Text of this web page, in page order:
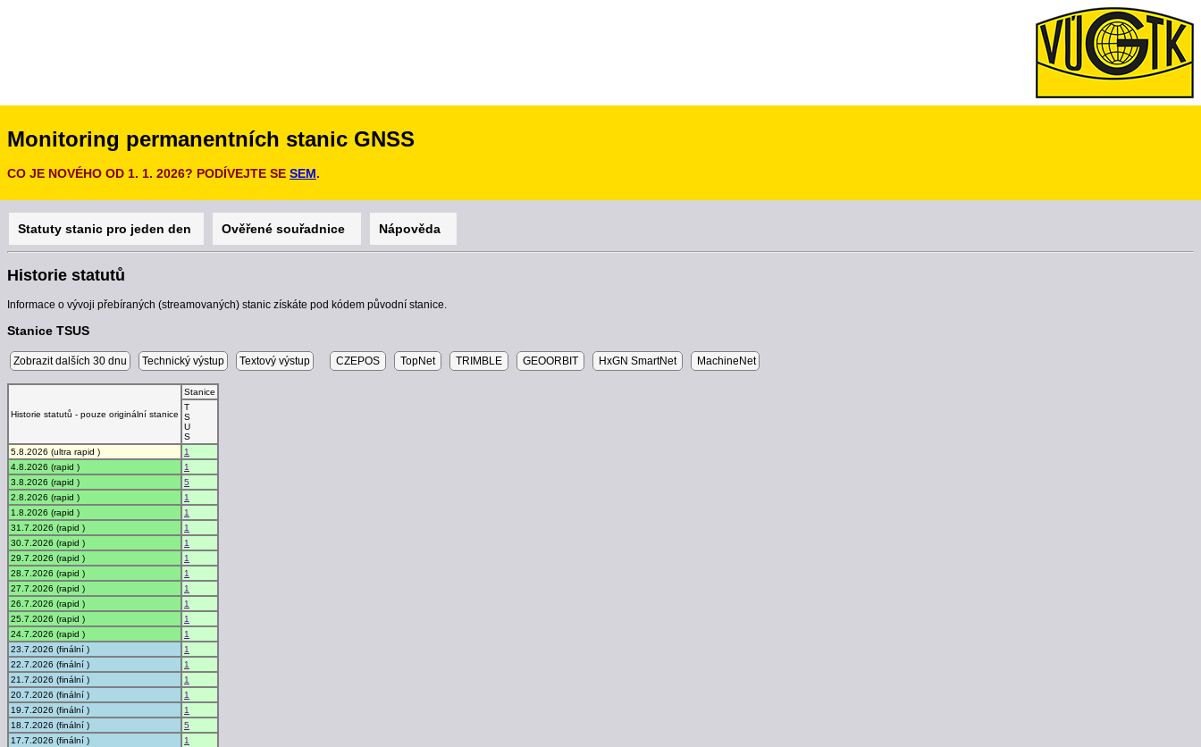
Monitoring permanentních stanic GNSS
CO JE NOVÉHO OD 1. 1. 2026? PODÍVEJTE SE SEM.
Statuty stanic pro jeden den Ověřené souřadnice Nápověda
Historie statutů
Informace o vývoji přebíraných (streamovaných) stanic získáte pod kódem původní stanice.
Stanice TSUS
Zobrazit dalších 30 dnu Technický výstup Textový výstup CZEPOS TopNet TRIMBLE GEOORBIT HxGN SmartNet MachineNet
Historie statutů - pouze originální stanice
Stanice
T
S
U
S
5.8.2026 (ultra rapid )
1
4.8.2026 (rapid )
1
3.8.2026 (rapid )
5
2.8.2026 (rapid )
1
1.8.2026 (rapid )
1
31.7.2026 (rapid )
1
30.7.2026 (rapid )
1
29.7.2026 (rapid )
1
28.7.2026 (rapid )
1
27.7.2026 (rapid )
1
26.7.2026 (rapid )
1
25.7.2026 (rapid )
1
24.7.2026 (rapid )
1
23.7.2026 (finální )
1
22.7.2026 (finální )
1
21.7.2026 (finální )
1
20.7.2026 (finální )
1
19.7.2026 (finální )
1
18.7.2026 (finální )
5
17.7.2026 (finální )
1